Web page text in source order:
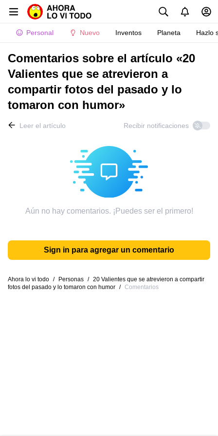
Personal Nuevo Inventos Planeta Hazlo
Comentarios sobre el artículo «20
Valientes que se atrevieron a
compartir fotos del pasado y lo
tomaron con humor»
Leer el artículo Recibir notificaciones
Aún no hay comentarios. ¡Puedes ser el primero!
Sign in para agregar un comentario
Ahora lo vi todo / Personas / 20 Valientes que se atrevieron a compartir
fotos del pasado y lo tomaron con humor / Comentarios